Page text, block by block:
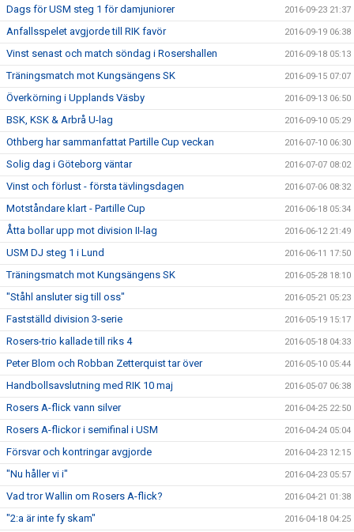
Dags för USM steg 1 för damjuniorer 2016-09-23 21:37
Anfallsspelet avgjorde till RIK favör 2016-09-19 06:38
Vinst senast och match söndag i Rosershallen 2016-09-18 05:13
Träningsmatch mot Kungsängens SK 2016-09-15 07:07
Överkörning i Upplands Väsby 2016-09-13 06:50
BSK, KSK & Arbrå U-lag 2016-09-10 05:29
Othberg har sammanfattat Partille Cup veckan 2016-07-10 06:30
Solig dag i Göteborg väntar 2016-07-07 08:02
Vinst och förlust - första tävlingsdagen 2016-07-06 08:32
Motståndare klart - Partille Cup 2016-06-18 05:34
Åtta bollar upp mot division II-lag 2016-06-12 21:49
USM DJ steg 1 i Lund 2016-06-11 17:50
Träningsmatch mot Kungsängens SK 2016-05-28 18:10
"Ståhl ansluter sig till oss" 2016-05-21 05:23
Fastställd division 3-serie 2016-05-19 15:17
Rosers-trio kallade till riks 4 2016-05-18 04:33
Peter Blom och Robban Zetterquist tar över 2016-05-10 05:44
Handbollsavslutning med RIK 10 maj 2016-05-07 06:38
Rosers A-flick vann silver 2016-04-25 22:50
Rosers A-flickor i semifinal i USM 2016-04-24 05:04
Försvar och kontringar avgjorde 2016-04-23 12:15
"Nu håller vi i" 2016-04-23 05:57
Vad tror Wallin om Rosers A-flick? 2016-04-21 01:38
"2:a är inte fy skam" 2016-04-18 04:25